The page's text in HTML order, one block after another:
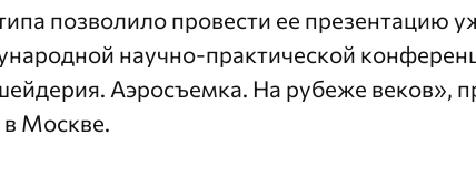
позволило провести ее презентацию
научно-практической
Аэросъемка. На рубеже веков»,
в Москве.